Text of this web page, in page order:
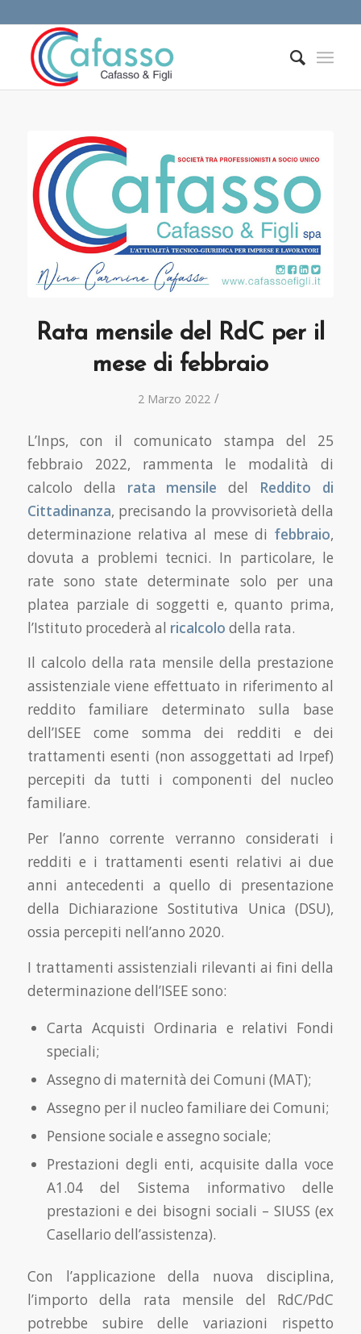
Rata mensile del RdC per il
mese di febbraio
2 Marzo 2022 /
L’Inps, con il comunicato stampa del 25
febbraio 2022, rammenta le modalità di
calcolo della rata mensile del Reddito di
Cittadinanza, precisando la provvisorietà della
determinazione relativa al mese di febbraio,
dovuta a problemi tecnici. In particolare, le
rate sono state determinate solo per una
platea parziale di soggetti e, quanto prima,
l’Istituto procederà al ricalcolo della rata.
Il calcolo della rata mensile della prestazione
assistenziale viene effettuato in riferimento al
reddito familiare determinato sulla base
dell’ISEE come somma dei redditi e dei
trattamenti esenti (non assoggettati ad Irpef)
percepiti da tutti i componenti del nucleo
familiare.
Per l’anno corrente verranno considerati i
redditi e i trattamenti esenti relativi ai due
anni antecedenti a quello di presentazione
della Dichiarazione Sostitutiva Unica (DSU),
ossia percepiti nell’anno 2020.
I trattamenti assistenziali rilevanti ai fini della
determinazione dell’ISEE sono:
Carta Acquisti Ordinaria e relativi Fondi
speciali;
Assegno di maternità dei Comuni (MAT);
Assegno per il nucleo familiare dei Comuni;
Pensione sociale e assegno sociale;
Prestazioni degli enti, acquisite dalla voce
A1.04 del Sistema informativo delle
prestazioni e dei bisogni sociali – SIUSS (ex
Casellario dell’assistenza).
Con l’applicazione della nuova disciplina,
l’importo della rata mensile del RdC/PdC
potrebbe subire delle variazioni rispetto